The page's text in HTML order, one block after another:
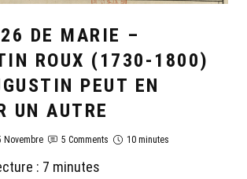
DE MARIE –
ROUX (1730-1800)
PEUT EN
UN AUTRE
Novembre 5 Comments 10 minutes
: 7 minutes